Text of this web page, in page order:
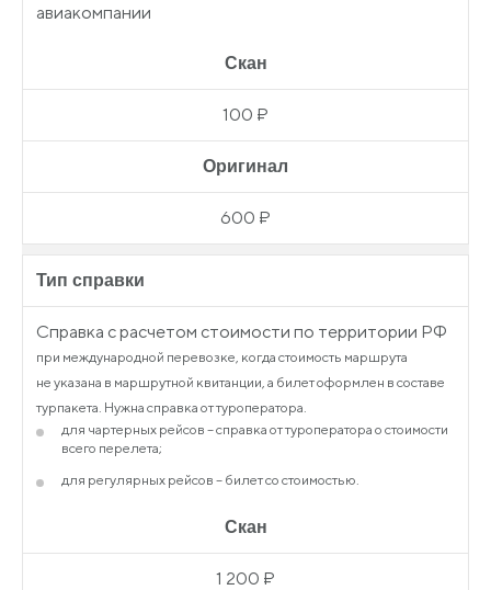
авиакомпании
Скан
100 ₽
Оригинал
600 ₽
Тип справки
Справка с расчетом стоимости по территории РФ
при международной перевозке, когда стоимость маршрута
не указана в маршрутной квитанции, а билет оформлен в составе
турпакета. Нужна справка от туроператора.
для чартерных рейсов – справка от туроператора о стоимости
всего перелета;
для регулярных рейсов – билет со стоимостью.
Скан
1 200 ₽